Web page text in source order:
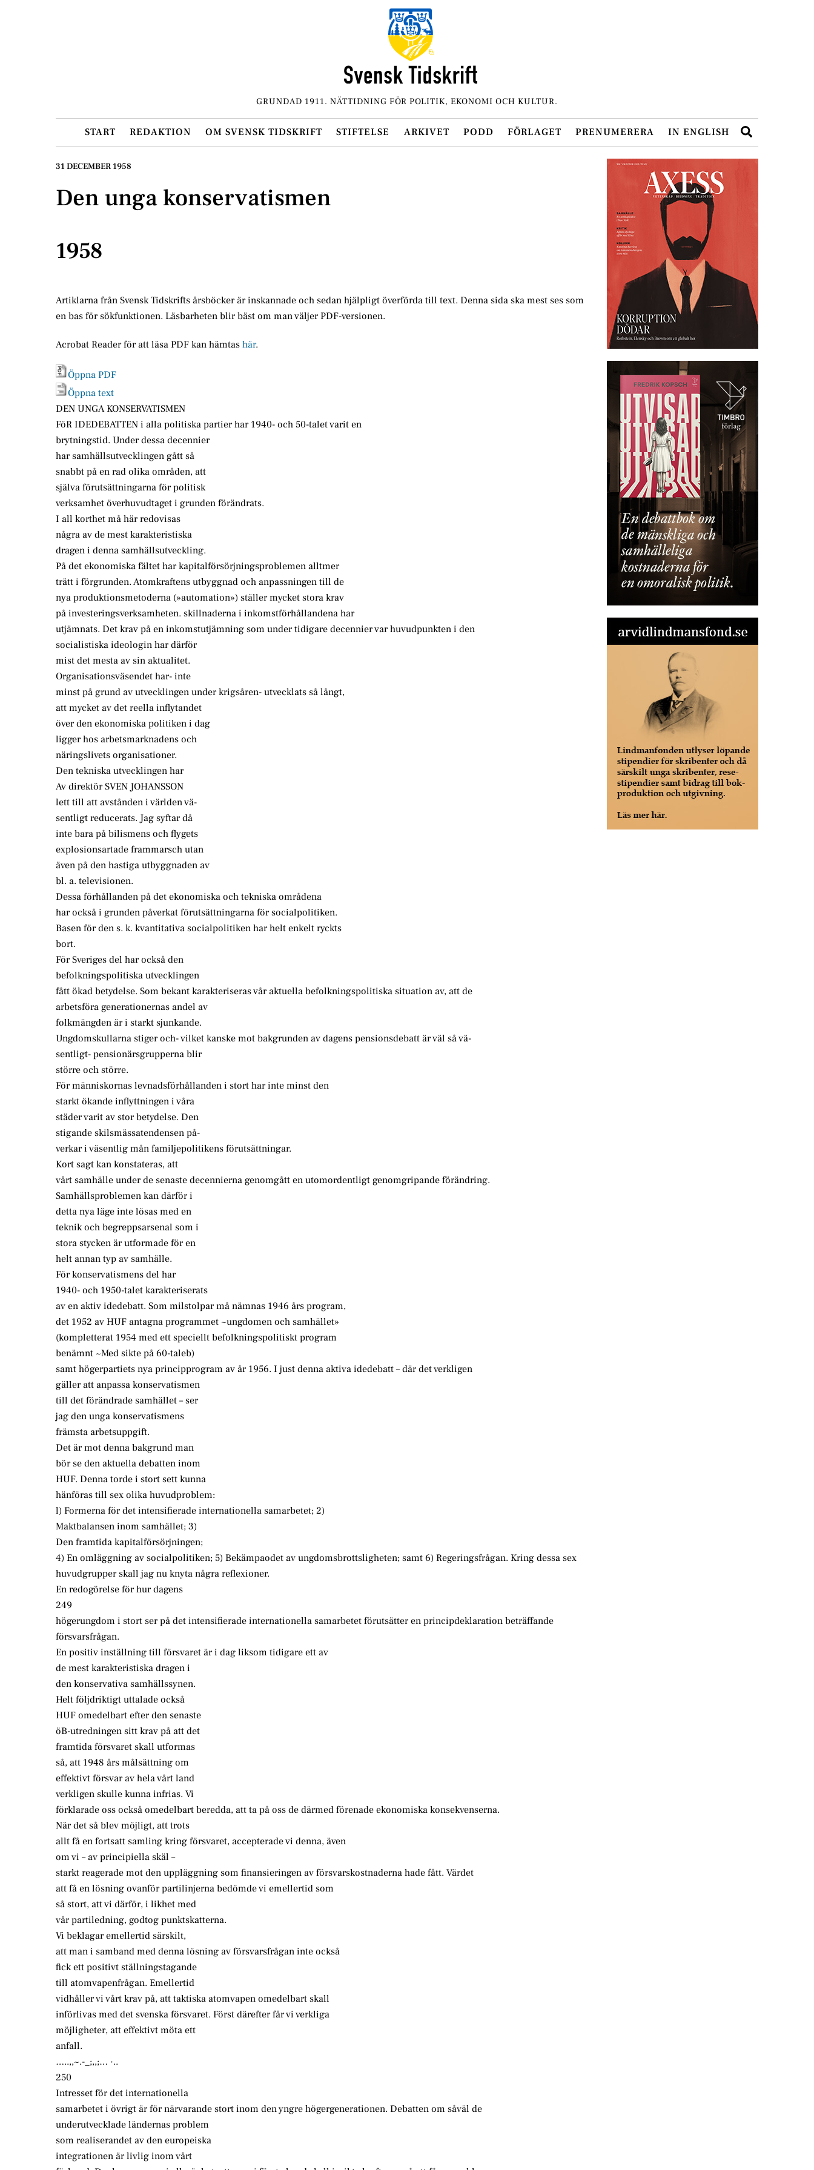
GRUNDAD 1911. NÄTTIDNING FÖR POLITIK, EKONOMI OCH KULTUR.
START REDAKTION OM SVENSK TIDSKRIFT STIFTELSE ARKIVET PODD FÖRLAGET PRENUMERERA IN ENGLISH
31 DECEMBER 1958
Den unga konservatismen
1958
Artiklarna från Svensk Tidskrifts årsböcker är inskannade och sedan hjälpligt överförda till text. Denna sida ska mest ses som
en bas för sökfunktionen. Läsbarheten blir bäst om man väljer PDF-versionen.
Acrobat Reader för att läsa PDF kan hämtas här.
Öppna PDF
Öppna text
DEN UNGA KONSERVATISMEN
FöR IDEDEBATTEN i alla politiska partier har 1940- och 50-talet varit en
brytningstid. Under dessa decennier
har samhällsutvecklingen gått så
snabbt på en rad olika områden, att
själva förutsättningarna för politisk
verksamhet överhuvudtaget i grunden förändrats.
I all korthet må här redovisas
några av de mest karakteristiska
dragen i denna samhällsutveckling.
På det ekonomiska fältet har kapitalförsörjningsproblemen alltmer
trätt i förgrunden. Atomkraftens utbyggnad och anpassningen till de
nya produktionsmetoderna (»automation») ställer mycket stora krav
på investeringsverksamheten. skillnaderna i inkomstförhållandena har
utjämnats. Det krav på en inkomstutjämning som under tidigare decennier var huvudpunkten i den
socialistiska ideologin har därför
mist det mesta av sin aktualitet.
Organisationsväsendet har- inte
minst på grund av utvecklingen under krigsåren- utvecklats så långt,
att mycket av det reella inflytandet
över den ekonomiska politiken i dag
ligger hos arbetsmarknadens och
näringslivets organisationer.
Den tekniska utvecklingen har
Av direktör SVEN JOHANSSON
lett till att avstånden i världen vä-
sentligt reducerats. Jag syftar då
inte bara på bilismens och flygets
explosionsartade frammarsch utan
även på den hastiga utbyggnaden av
bl. a. televisionen.
Dessa förhållanden på det ekonomiska och tekniska områdena
har också i grunden påverkat förutsättningarna för socialpolitiken.
Basen för den s. k. kvantitativa socialpolitiken har helt enkelt ryckts
bort.
För Sveriges del har också den
befolkningspolitiska utvecklingen
fått ökad betydelse. Som bekant karakteriseras vår aktuella befolkningspolitiska situation av, att de
arbetsföra generationernas andel av
folkmängden är i starkt sjunkande.
Ungdomskullarna stiger och- vilket kanske mot bakgrunden av dagens pensionsdebatt är väl så vä-
sentligt- pensionärsgrupperna blir
större och större.
För människornas levnadsförhållanden i stort har inte minst den
starkt ökande inflyttningen i våra
städer varit av stor betydelse. Den
stigande skilsmässatendensen på-
verkar i väsentlig mån familjepolitikens förutsättningar.
Kort sagt kan konstateras, att
vårt samhälle under de senaste decennierna genomgått en utomordentligt genomgripande förändring.
Samhällsproblemen kan därför i
detta nya läge inte lösas med en
teknik och begreppsarsenal som i
stora stycken är utformade för en
helt annan typ av samhälle.
För konservatismens del har
1940- och 1950-talet karakteriserats
av en aktiv idedebatt. Som milstolpar må nämnas 1946 års program,
det 1952 av HUF antagna programmet ~ungdomen och samhället»
(kompletterat 1954 med ett speciellt befolkningspolitiskt program
benämnt ~Med sikte på 60-taleb)
samt högerpartiets nya principprogram av år 1956. I just denna aktiva idedebatt – där det verkligen
gäller att anpassa konservatismen
till det förändrade samhället – ser
jag den unga konservatismens
främsta arbetsuppgift.
Det är mot denna bakgrund man
bör se den aktuella debatten inom
HUF. Denna torde i stort sett kunna
hänföras till sex olika huvudproblem:
l) Formerna för det intensifierade internationella samarbetet; 2)
Maktbalansen inom samhället; 3)
Den framtida kapitalförsörjningen;
4) En omläggning av socialpolitiken; 5) Bekämpaodet av ungdomsbrottsligheten; samt 6) Regeringsfrågan. Kring dessa sex
huvudgrupper skall jag nu knyta några reflexioner.
En redogörelse för hur dagens
249
högerungdom i stort ser på det intensifierade internationella samarbetet förutsätter en principdeklaration beträffande
försvarsfrågan.
En positiv inställning till försvaret är i dag liksom tidigare ett av
de mest karakteristiska dragen i
den konservativa samhällssynen.
Helt följdriktigt uttalade också
HUF omedelbart efter den senaste
öB-utredningen sitt krav på att det
framtida försvaret skall utformas
så, att 1948 års målsättning om
effektivt försvar av hela vårt land
verkligen skulle kunna infrias. Vi
förklarade oss också omedelbart beredda, att ta på oss de därmed förenade ekonomiska konsekvenserna.
När det så blev möjligt, att trots
allt få en fortsatt samling kring försvaret, accepterade vi denna, även
om vi – av principiella skäl –
starkt reagerade mot den uppläggning som finansieringen av försvarskostnaderna hade fått. Värdet
att få en lösning ovanför partilinjerna bedömde vi emellertid som
så stort, att vi därför, i likhet med
vår partiledning, godtog punktskatterna.
Vi beklagar emellertid särskilt,
att man i samband med denna lösning av försvarsfrågan inte också
fick ett positivt ställningstagande
till atomvapenfrågan. Emellertid
vidhåller vi vårt krav på, att taktiska atomvapen omedelbart skall
införlivas med det svenska försvaret. Först därefter får vi verkliga
möjligheter, att effektivt möta ett
anfall.
…..,,~.-_;,,;… ·..
250
Intresset för det internationella
samarbetet i övrigt är för närvarande stort inom den yngre högergenerationen. Debatten om såväl de
underutvecklade ländernas problem
som realiserandet av den europeiska
integrationen är livlig inom vårt